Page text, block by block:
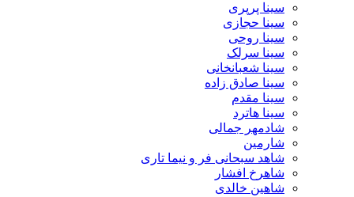
سینا پرپری
سینا حجازی
سینا روحی
سینا سرلک
سینا شعبانخانی
سینا صادق زاده
سینا مقدم
سینا هاترد
شادمهر جمالی
شارمین
شاهد سبحانی فر و نیما تاری
شاهرخ افشار
شاهین خالدی